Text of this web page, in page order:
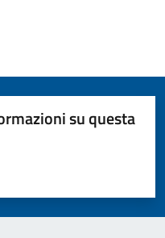
su questa
5